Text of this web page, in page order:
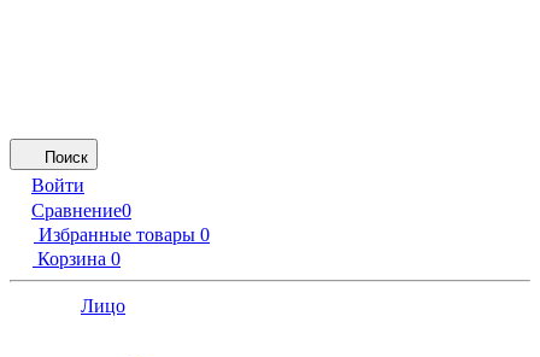
Поиск
Войти
Сравнение0
Избранные товары 0
Корзина 0
Лицо